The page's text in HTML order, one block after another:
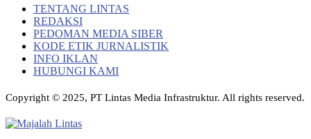
TENTANG LINTAS
REDAKSI
PEDOMAN MEDIA SIBER
KODE ETIK JURNALISTIK
INFO IKLAN
HUBUNGI KAMI
Copyright © 2025, PT Lintas Media Infrastruktur. All rights reserved.